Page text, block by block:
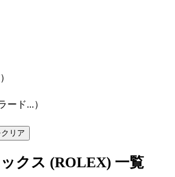
ード...）
リア
クス (ROLEX) 一覧